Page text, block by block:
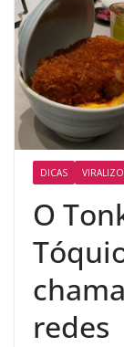
DICAS
O
redes